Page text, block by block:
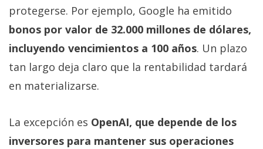
protegerse. Por ejemplo, Google ha emitido
bonos por valor de 32.000 millones de dólares,
incluyendo vencimientos a 100 años. Un plazo
tan largo deja claro que la rentabilidad tardará
en materializarse.
La excepción es OpenAI, que depende de los
inversores para mantener sus operaciones